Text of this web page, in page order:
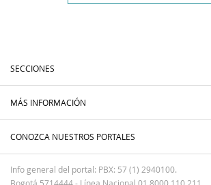
SECCIONES
MÁS INFORMACIÓN
CONOZCA NUESTROS PORTALES
Info general del portal: PBX: 57 (1) 2940100.